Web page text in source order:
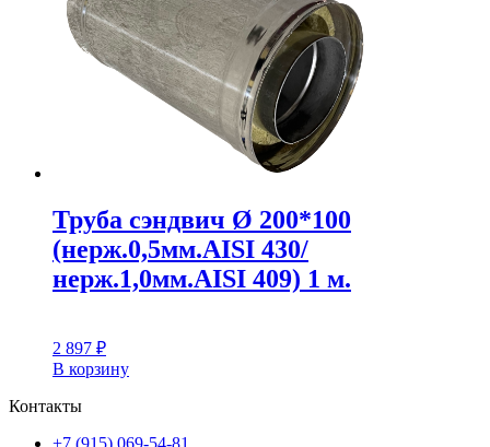
Труба сэндвич Ø 200*100
(нерж.0,5мм.AISI 430/
нерж.1,0мм.AISI 409) 1 м.
2 897 ₽
В корзину
Контакты
+7 (915) 069-54-81